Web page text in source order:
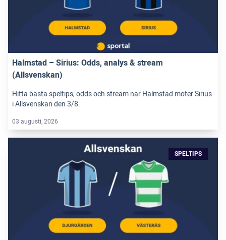
Halmstad – Sirius: Odds, analys & stream
(Allsvenskan)
Hitta bästa speltips, odds och stream när Halmstad möter Sirius
i Allsvenskan den 3/8.
03 augusti, 2026
SPELTIPS